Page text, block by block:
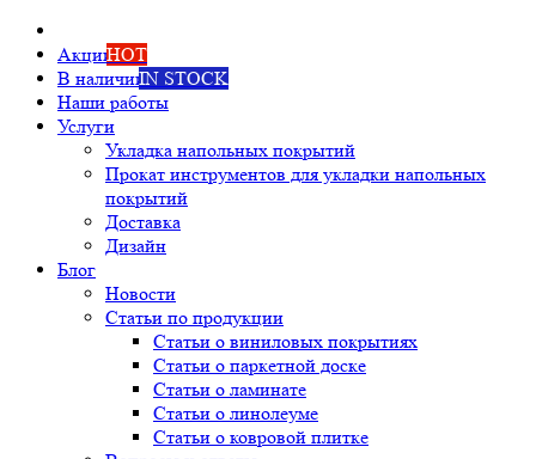
АкцииHOT
В наличииIN STOCK
Наши работы
Услуги
Укладка напольных покрытий
Прокат инструментов для укладки напольных
покрытий
Доставка
Дизайн
Блог
Новости
Статьи по продукции
Статьи о виниловых покрытиях
Статьи о паркетной доске
Статьи о ламинате
Статьи о линолеуме
Статьи о ковровой плитке